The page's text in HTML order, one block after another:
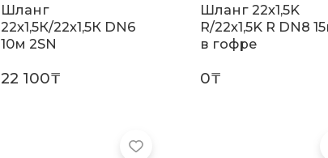
Шланг
22х1,5К/22х1,5К DN6
10м 2SN
22 100₸
Шланг 22х1,5K
R/22х1,5K R DN8
в гофре
0₸